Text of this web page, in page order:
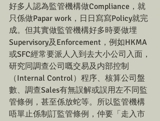
好多人認為監管機構做Compliance，就
只係做Papar work，日日寫寫Policy就完
成。但其實做監管機構好多時要做埋
Supervisory及Enforcement，例如HKMA
或SFC經常要派人入到去大小公司入面，
研究同調查公司嘅交易及内部控制
（Internal Control）程序、核算公司盤
數、調查Sales有無誤解或誤用左不同監
管條例，甚至係放蛇等。所以監管機構
唔單止係制訂監管條例，仲要「走入市